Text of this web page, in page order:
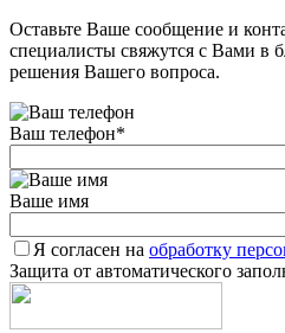
Оставьте Ваше сообщение и
специалисты свяжутся с Вами в
решения Вашего вопроса.
Ваш телефон*
Ваше имя
Я согласен на обработку
Защита от автоматического